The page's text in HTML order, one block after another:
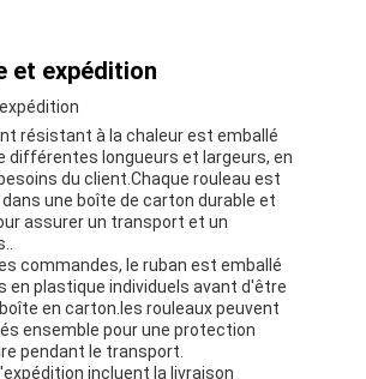
et expédition
résistant à la chaleur est emballé
différentes longueurs et largeurs, en
du client.Chaque rouleau est
une boîte de carton durable et
assurer un transport et un
commandes, le ruban est emballé
en plastique individuels avant d'être
en carton.les rouleaux peuvent
ensemble pour une protection
pendant le transport.
incluent la livraison